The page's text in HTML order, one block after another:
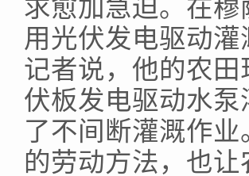
用光伏发电驱动
记者说，他的农
伏板发电驱动水
了不间断灌溉作
的劳动方法，也